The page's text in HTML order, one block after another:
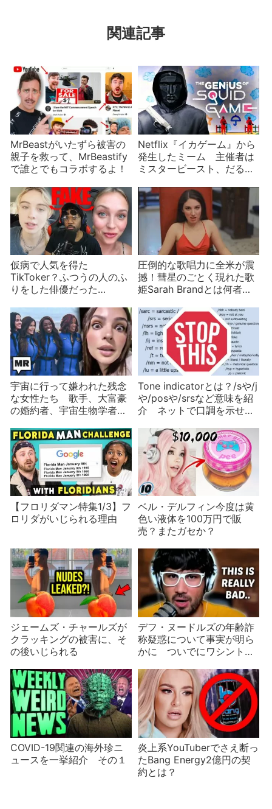
関連記事
MrBeastがいたずら被害の
親子を救って、MrBeastify
で誰とでもコラボするよ！
Netflix『イカゲーム』から
発生したミーム 主催者は
ミスタービースト、だるま
うTikTokスター
仮病で人気を得た
TikToker？ふつうの人のふ
りをした俳優だった
だらけ
圧倒的な歌唱力に全米が震
撼！彗星のごとく現れた歌
姫Sarah Brandとは何者な
に込められた意図は？
宇宙に行って嫌われた残念
な女性たち 歌手、大富豪
の婚約者、宇宙生物学者…
Tone indicatorとは？/sや/j
や/posや/srsなど意味を紹
介 ネットで口調を示せる
行か
【フロリダマン特集1/3】フ
ロリダがいじられる理由
ベル・デルフィン今度は黄
色い液体を100万円で販
売？またガセか？
ジェームズ・チャールズが
クラッキングの被害に、そ
の後いじられる
デフ・ヌードルズの年齢詐
称疑惑について事実が明ら
かに ついでにワシントン
COVID-19関連の海外珍ニ
ュースを一挙紹介 その１
炎上系YouTuberでさえ断っ
たBang Energy2億円の契
約とは？